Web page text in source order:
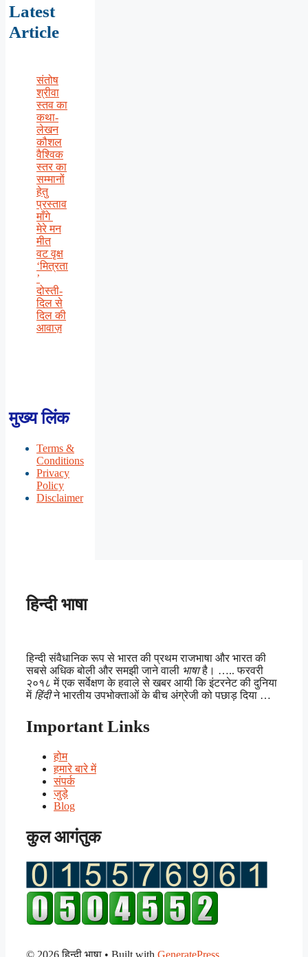
Latest
Article
संतोष
श्रीवा
स्तव का
कथा-
लेखन
कौशल
वैश्विक
स्तर का
सम्मानों
हेतु
प्रस्ताव
माँगे
मेरे मन
मीत
वट वृक्ष
‘मित्रता
’
दोस्ती-
दिल से
दिल की
आवाज़
मुख्य लिंक
Terms &
Conditions
Privacy
Policy
Disclaimer
हिन्दी भाषा
हिन्दी संवैधानिक रूप से भारत की प्रथम राजभाषा और भारत की
सबसे अधिक बोली और समझी जाने वाली भाषाहै। ….. फरवरी
२०१८ में एक सर्वेक्षण के हवाले से खबर आयी कि इंटरनेट की दुनिया
में हिंदीने भारतीय उपभोक्ताओं के बीच अंग्रेजी को पछाड़ दिया …
Important Links
होम
हमारे बारे में
संपर्क
जुड़े
Blog
कुल आगंतुक
© 2026 हिन्दी भाषा • Built with GeneratePress